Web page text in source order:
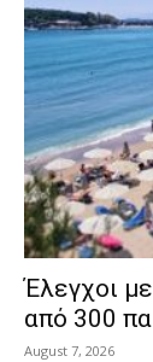
Έλεγχοι
από 300
August 7, 2026